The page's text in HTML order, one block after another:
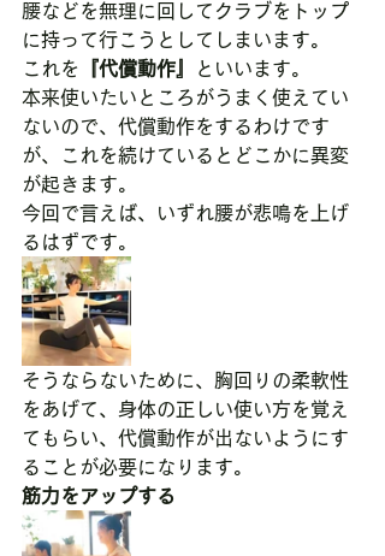
腰などを無理に回してクラブをトップ
に持って行こうとしてしまいます。
これを 『代償動作』
といいます。
本来使いたいところがうまく使えてい
ないので、代償動作をするわけです
が、これを続けているとどこかに異変
が起きます。
今回で言えば、いずれ腰が悲鳴を上げ
るはずです。
そうならないために、胸回りの柔軟性
をあげて、身体の正しい使い方を覚え
てもらい、代償動作が出ないようにす
ることが必要になります。
筋力をアップする